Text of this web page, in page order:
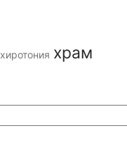
хиротония храм